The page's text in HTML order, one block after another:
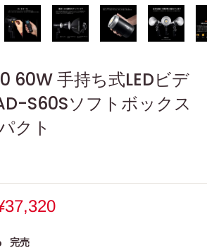
60W 手持ち式LEDビデ
S60Sソフトボックス
クト
完売